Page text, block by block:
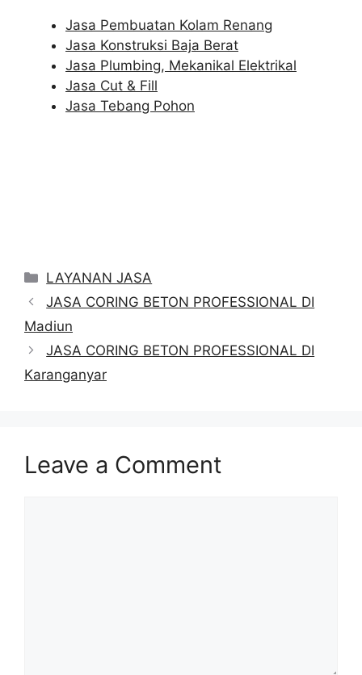
Jasa Pembuatan Kolam Renang
Jasa Konstruksi Baja Berat
Jasa Plumbing, Mekanikal Elektrikal
Jasa Cut & Fill
Jasa Tebang Pohon
Categories
LAYANAN JASA
JASA CORING BETON PROFESSIONAL DI
Madiun
JASA CORING BETON PROFESSIONAL DI
Karanganyar
Leave a Comment